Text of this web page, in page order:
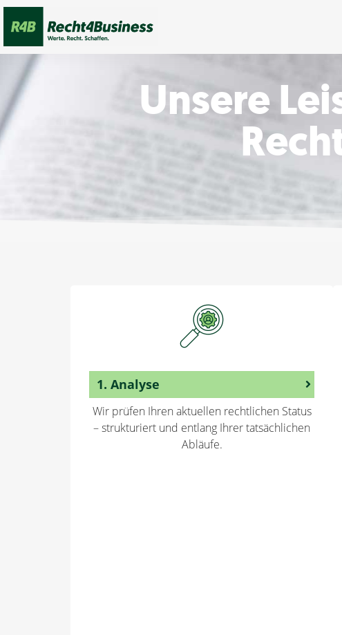
Unsere
1. Analyse
Wir prüfen Ihren aktuellen rechtlichen Status
– strukturiert und entlang Ihrer tatsächlichen
Abläufe.